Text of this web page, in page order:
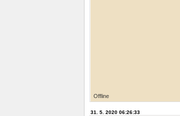
Offline
31. 5. 2020 06:26:33